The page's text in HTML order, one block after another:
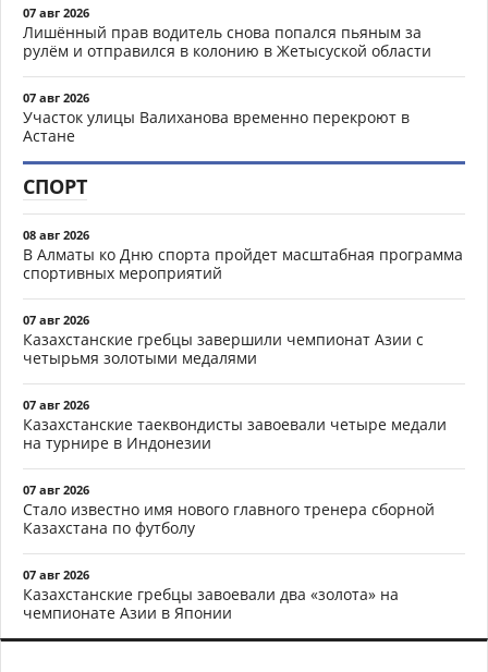
07 авг 2026
Лишённый прав водитель снова попался пьяным за
рулём и отправился в колонию в Жетысуской области
07 авг 2026
Участок улицы Валиханова временно перекроют в
Астане
СПОРТ
08 авг 2026
В Алматы ко Дню спорта пройдет масштабная программа
спортивных мероприятий
07 авг 2026
Казахстанские гребцы завершили чемпионат Азии с
четырьмя золотыми медалями
07 авг 2026
Казахстанские таеквондисты завоевали четыре медали
на турнире в Индонезии
07 авг 2026
Стало известно имя нового главного тренера сборной
Казахстана по футболу
07 авг 2026
Казахстанские гребцы завоевали два «золота» на
чемпионате Азии в Японии